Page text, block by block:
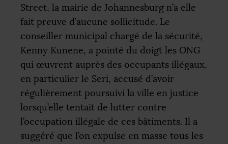
Street, la mairie de Johannesburg n’a elle
fait preuve d’aucune sollicitude. Le
conseiller municipal chargé de la sécurité,
Kenny Kunene, a pointé du doigt les ONG
qui œuvrent auprès des occupants illégaux,
en particulier le Seri, accusé d’avoir
régulièrement poursuivi la ville en justice
lorsqu’elle tentait de lutter contre
l’occupation illégale de ces bâtiments. Il a
suggéré que l’on expulse en masse tous les